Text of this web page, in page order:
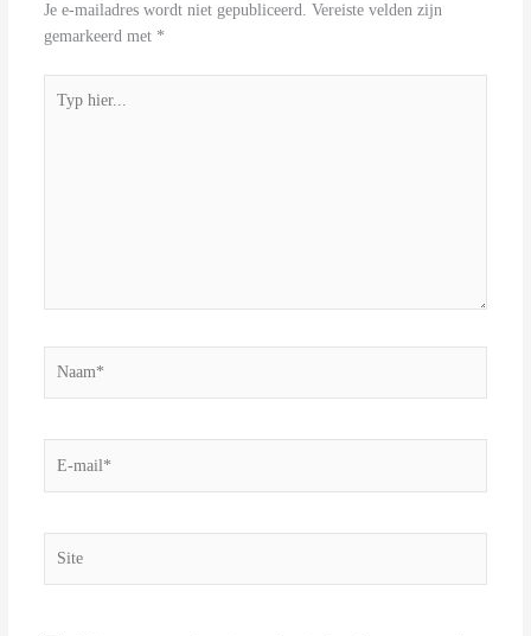
Je e-mailadres wordt niet gepubliceerd. Vereiste velden zijn
gemarkeerd met *
hier...
mail*